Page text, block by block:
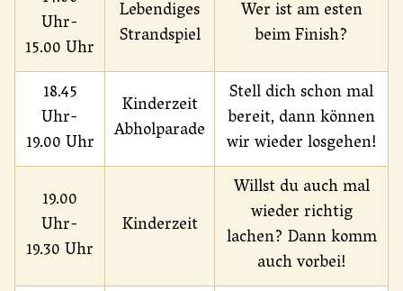
Uhr-
15.00 Uhr
Lebendiges
Strandspiel
Wer ist am esten
beim Finish?
18.45
Uhr-
19.00 Uhr
Kinderzeit
Abholparade
Stell dich schon mal
bereit, dann können
wir wieder losgehen!
19.00
Uhr-
19.30 Uhr
Kinderzeit
Willst du auch mal
wieder richtig
lachen? Dann komm
auch vorbei!